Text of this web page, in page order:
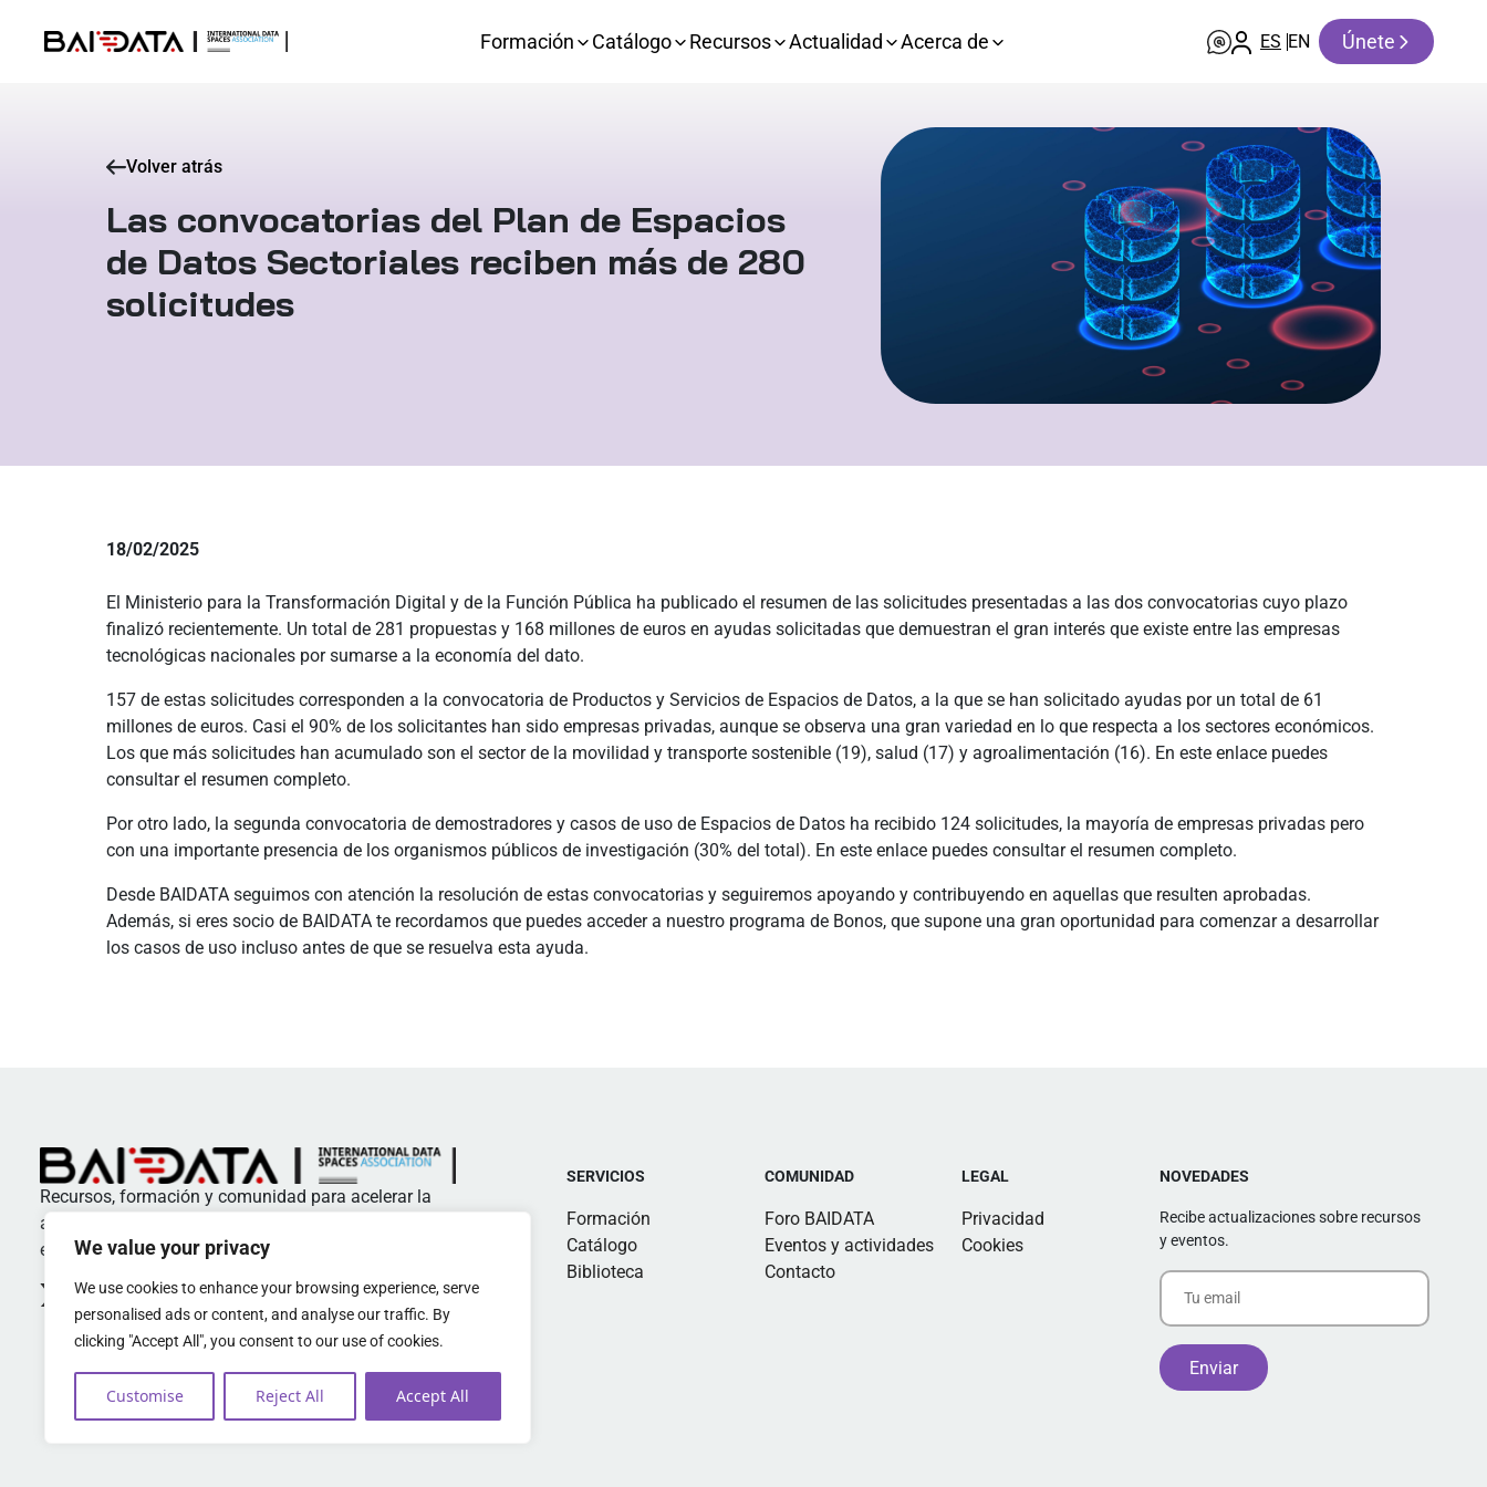
We value your privacy
We use cookies to enhance your browsing experience, serve
personalised ads or content, and analyse our traffic. By
clicking "Accept All", you consent to our use of cookies.
Customise Reject All Accept All
Formación Catálogo Recursos Actualidad Acerca de ES EN Únete
Volver atrás
Las convocatorias del Plan de Espacios
de Datos Sectoriales reciben más de 280
solicitudes
18/02/2025
El Ministerio para la Transformación Digital y de la Función Pública ha publicado el resumen de las solicitudes presentadas a las dos convocatorias cuyo plazo
finalizó recientemente. Un total de 281 propuestas y 168 millones de euros en ayudas solicitadas que demuestran el gran interés que existe entre las empresas
tecnológicas nacionales por sumarse a la economía del dato.
157 de estas solicitudes corresponden a la convocatoria de Productos y Servicios de Espacios de Datos, a la que se han solicitado ayudas por un total de 61
millones de euros. Casi el 90% de los solicitantes han sido empresas privadas, aunque se observa una gran variedad en lo que respecta a los sectores económicos.
Los que más solicitudes han acumulado son el sector de la movilidad y transporte sostenible (19), salud (17) y agroalimentación (16). En este enlace puedes
consultar el resumen completo.
Por otro lado, la segunda convocatoria de demostradores y casos de uso de Espacios de Datos ha recibido 124 solicitudes, la mayoría de empresas privadas pero
con una importante presencia de los organismos públicos de investigación (30% del total). En este enlace puedes consultar el resumen completo.
Desde BAIDATA seguimos con atención la resolución de estas convocatorias y seguiremos apoyando y contribuyendo en aquellas que resulten aprobadas.
Además, si eres socio de BAIDATA te recordamos que puedes acceder a nuestro programa de Bonos, que supone una gran oportunidad para comenzar a desarrollar
los casos de uso incluso antes de que se resuelva esta ayuda.
Recursos, formación y comunidad para acelerar la
adopción de estándares y buenas prácticas en
espacios de datos
SERVICIOS
Formación
Catálogo
Biblioteca
COMUNIDAD
Foro BAIDATA
Eventos y actividades
Contacto
LEGAL
Privacidad
Cookies
NOVEDADES
Recibe actualizaciones sobre recursos
y eventos.